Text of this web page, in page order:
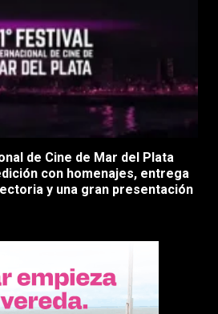
de Cine de Mar del Plata
con homenajes, entrega
y una gran presentación